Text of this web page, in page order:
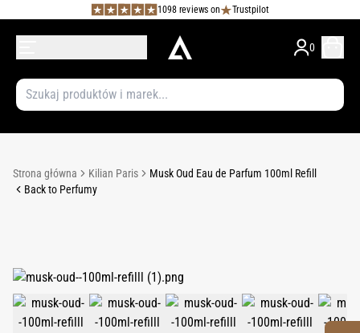
1098 reviews on Trustpilot
0
Strona główna Kilian Paris
Musk Oud Eau de Parfum 100ml Refill
Back to Perfumy